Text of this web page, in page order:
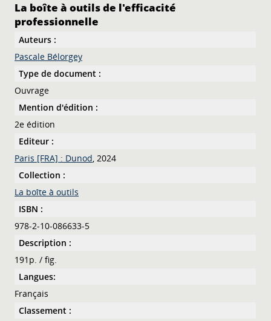
La boîte à outils de l'efficacité
professionnelle
Auteurs :
Pascale Bélorgey
Type de document :
Ouvrage
Mention d'édition :
2e édition
Editeur :
Paris [FRA] : Dunod, 2024
Collection :
La boîte à outils
ISBN :
978-2-10-086633-5
Description :
191p. / fig.
Langues:
Français
Classement :